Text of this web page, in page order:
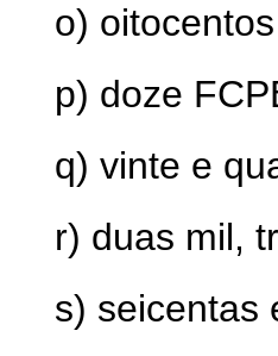
o)
p) doze
q) vinte e
r) duas mil,
s) seicentas